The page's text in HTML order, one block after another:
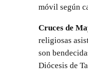
móvil según
Cruces de
religiosas
son
Diócesis de